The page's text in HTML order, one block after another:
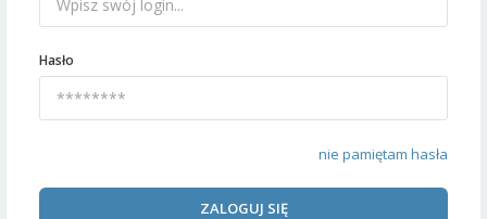
Hasło
nie pamiętam hasła
ZALOGUJ SIĘ